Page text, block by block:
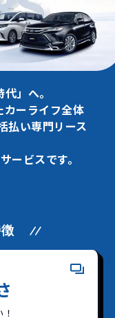
」へ。
カーライフ全体
払い専門リース
ービスです。